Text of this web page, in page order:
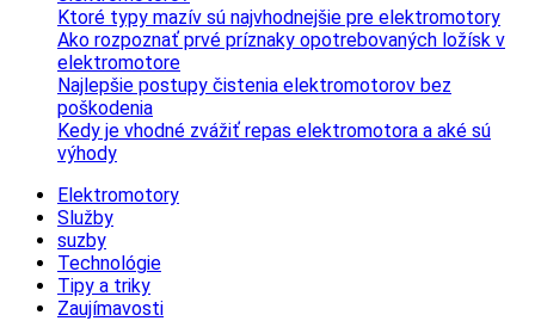
Ktoré typy mazív sú najvhodnejšie pre elektromotory
Ako rozpoznať prvé príznaky opotrebovaných ložísk v
elektromotore
Najlepšie postupy čistenia elektromotorov bez
poškodenia
Kedy je vhodné zvážiť repas elektromotora a aké sú
výhody
Elektromotory
Služby
suzby
Technológie
Tipy a triky
Zaujímavosti